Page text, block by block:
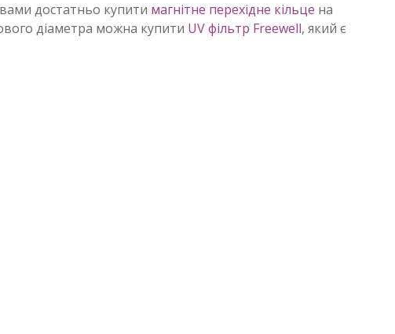
достатньо купити магнітне перехідне кільце на
діаметра можна купити UV фільтр Freewell, який є